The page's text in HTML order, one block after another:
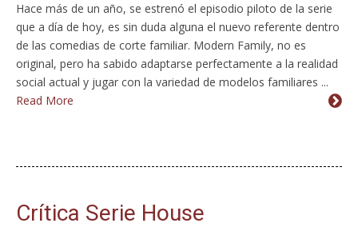
Hace más de un año, se estrenó el episodio piloto de la serie
que a día de hoy, es sin duda alguna el nuevo referente dentro
de las comedias de corte familiar. Modern Family, no es
original, pero ha sabido adaptarse perfectamente a la realidad
social actual y jugar con la variedad de modelos familiares ...
Read More
Crítica Serie House